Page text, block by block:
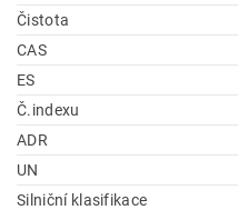
Čistota
CAS
ES
Č.indexu
ADR
UN
Silniční klasifikace